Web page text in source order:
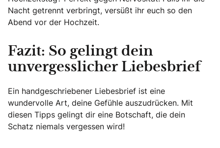
Nacht getrennt verbringt, versüßt ihr euch so den
Abend vor der Hochzeit.
Fazit: So gelingt dein
unvergesslicher Liebesbrief
Ein handgeschriebener Liebesbrief ist eine
wundervolle Art, deine Gefühle auszudrücken. Mit
diesen Tipps gelingt dir eine Botschaft, die dein
Schatz niemals vergessen wird!